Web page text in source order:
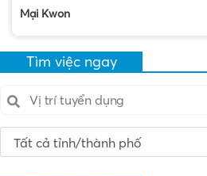
Mại Kwon
Tìm việc ngay